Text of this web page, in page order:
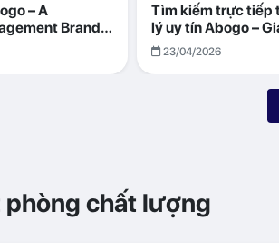
– A
Brand
Effective
Tìm kiếm trực tiếp
lý uy tín Abogo –
villa hiệu quả, minh
23/04/2026
phòng chất lượng